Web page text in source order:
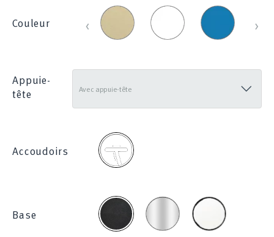
Couleur
Beige
_
830
Blanc_100EBleu
_
1214
‹ ›
Appuie-
tête
Accoudoirs
2D
Base
Noire Chromée Blanc